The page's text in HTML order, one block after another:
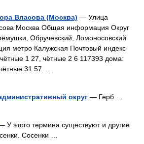
Власова (Москва) — Улица
Москва Общая информация Округ
Обручевский, Ломоносовский
метро Калужская Почтовый индекс
1 27, чётные 2 6 117393 дома:
31 57 …
округ — Герб …
У этого термина существуют и другие
Сосенки …